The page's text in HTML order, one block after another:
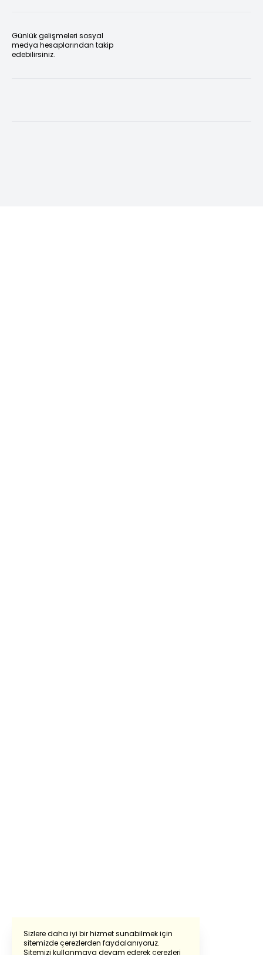
Sizlere daha iyi bir hizmet sunabilmek için
sitemizde çerezlerden faydalanıyoruz.
Sitemizi kullanmaya devam ederek çerezleri
Günlük gelişmeleri sosyal
medya hesaplarından takip
edebilirsiniz.